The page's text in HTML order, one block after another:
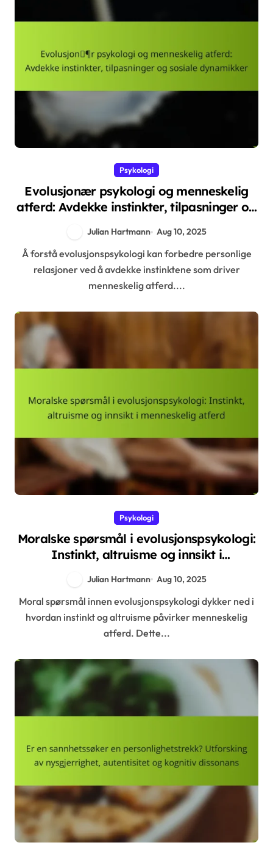
Psykologi
Evolusjonær psykologi og menneskelig
atferd: Avdekke instinkter, tilpasninger og
Julian Hartmann Aug 10, 2025
Å forstå evolusjonspsykologi kan forbedre personlige
relasjoner ved å avdekke instinktene som driver
menneskelig atferd....
Psykologi
Moralske spørsmål i evolusjonspsykologi:
Instinkt, altruisme og innsikt i
Julian Hartmann Aug 10, 2025
Moral spørsmål innen evolusjonspsykologi dykker ned i
hvordan instinkt og altruisme påvirker menneskelig
atferd. Dette...